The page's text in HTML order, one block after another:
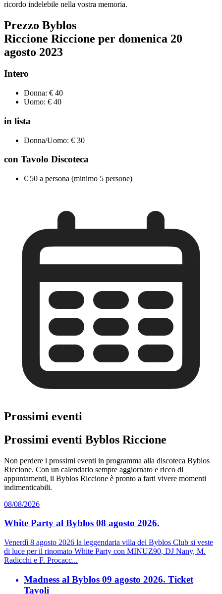
ricordo indelebile nella vostra memoria.
Prezzo Byblos
Riccione Riccione per domenica 20
agosto 2023
Intero
Donna: € 40
Uomo: € 40
in lista
Donna/Uomo: € 30
con Tavolo Discoteca
€ 50 a persona (minimo 5 persone)
Prossimi eventi
Prossimi eventi Byblos Riccione
Non perdere i prossimi eventi in programma alla discoteca Byblos
Riccione. Con un calendario sempre aggiornato e ricco di
appuntamenti, il Byblos Riccione è pronto a farti vivere momenti
indimenticabili.
08/08/2026
White Party al Byblos 08 agosto 2026.
Venerdì 8 agosto 2026 la leggendaria villa del Byblos Club si veste
di luce per il rinomato White Party con MINUZ90, DJ Nany, M.
Radicchi e F. Procacc...
Madness al Byblos 09 agosto 2026. Ticket
Tavoli